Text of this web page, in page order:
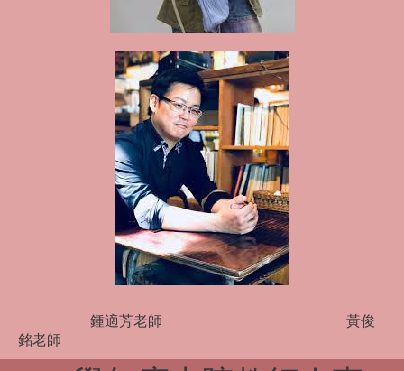
鍾適芳老師 黃俊
銘老師